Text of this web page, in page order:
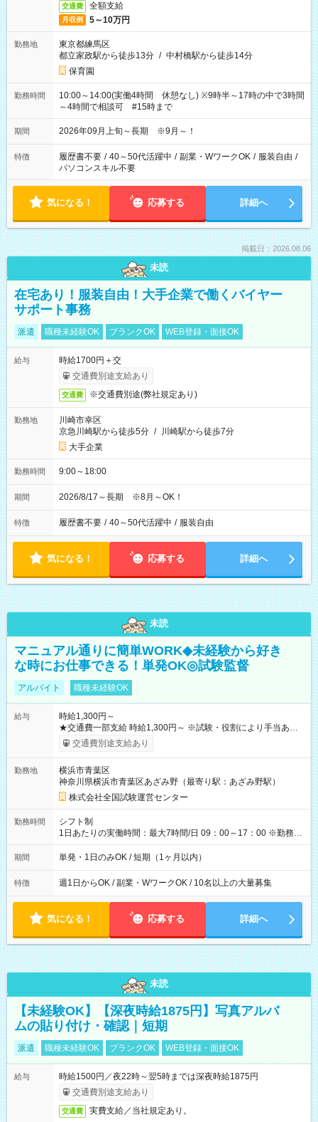
交通費 全額支給
月収例 5～10万円
勤務地
東京都練馬区
都立家政駅から徒歩13分 / 中村橋駅から徒歩14分
保育園
勤務時間
10:00～14:00(実働4時間 休憩なし) ※9時半～17時の中で3時間
～4時間で相談可 #15時まで
期間 2026年09月上旬～長期 ※9月～！
特徴 履歴書不要 / 40～50代活躍中 / 副業・WワークOK / 服装自由 /
パソコンスキル不要
気になる！ 応募する 詳細へ
掲載日：2026.08.06
未読
在宅あり！服装自由！大手企業で働くバイヤー
サポート事務
派遣 職種未経験OK ブランクOK WEB登録・面接OK
給与
時給1700円＋交
交通費別途支給あり
交通費 ※交通費別途(弊社規定あり)
勤務地
川崎市幸区
京急川崎駅から徒歩5分 / 川崎駅から徒歩7分
大手企業
勤務時間 9:00～18:00
期間 2026/8/17～長期 ※8月～OK！
特徴 履歴書不要 / 40～50代活躍中 / 服装自由
気になる！ 応募する 詳細へ
未読
マニュアル通りに簡単WORK◆未経験から好き
な時にお仕事できる！単発OK◎試験監督
アルバイト 職種未経験OK
給与
時給1,300円～
★交通費一部支給 時給1,300円～ ※試験・役割により手当あり
※勤務回数により昇給あり 【即給（前払い）オプションあ
り！】 希望される場合、勤務から1週間ほどで給与の一部を受け
例】 ・河合塾模擬試験 8:30～17:30（休憩1時間） 時給1,300円
×8時間＝日収10,400円＋交通費 ※当日の役割により時給＋100
円の場合あり ・国家試験 7:00～13:30（休憩なし） 時給1,300
円（役割手当＋100円）×6時間＝日収8,400円＋交通費 【試用期
間】試用期間なし
交通費別途支給あり
勤務地
横浜市青葉区
神奈川県横浜市青葉区あざみ野（最寄り駅：あざみ野駅）
株式会社全国試験運営センター
勤務時間
シフト制
1日あたりの実働時間：最大7時間/日 09：00～17：00 ※勤務時
間は 試験により異なります。
期間 単発・1日のみOK / 短期（1ヶ月以内）
特徴 週1日からOK / 副業・WワークOK / 10名以上の大量募集
気になる！ 応募する 詳細へ
未読
【未経験OK】【深夜時給1875円】写真アルバ
ムの貼り付け・確認｜短期
派遣 職種未経験OK ブランクOK WEB登録・面接OK
給与
時給1500円／夜22時～翌5時までは深夜時給1875円
交通費別途支給あり
交通費 実費支給／当社規定あり。